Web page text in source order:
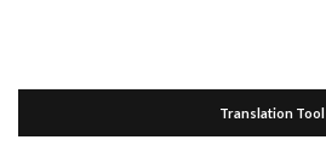
Translation Tool